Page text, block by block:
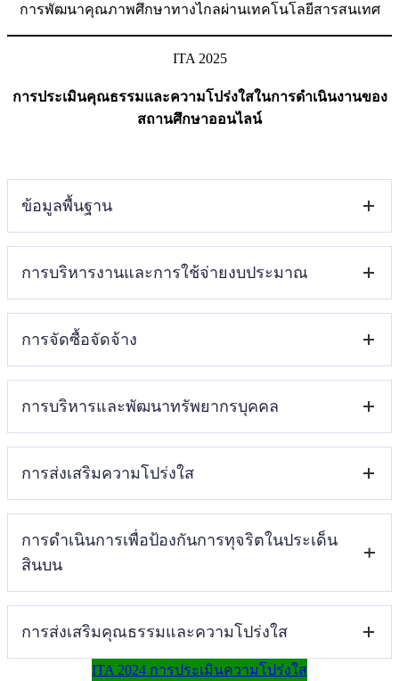
การพัฒนาคุณภาพศึกษาทางไกลผ่านเทคโนโลยีสารสนเทศ
ITA 2025
การประเมินคุณธรรมและความโปร่งใสในการดำเนินงานของ
สถานศึกษาออนไลน์
ข้อมูลพื้นฐาน
โครงสร้างอำนาจหน้าที่
ข้อมูลผู้บริหาร
ข้อมูลการติดต่อ
ข่าวประชาสัมพันธ์
การบริหารงานและการใช้จ่ายงบประมาณ
แผนกลยุทธ์หรือแผนพัฒนาคุณภาพการ
ศึกษาของสถานศึกษา
แผนปฏิบัติการและความก้าวหน้าในการ
ดำเนินงานและการใช้งบประมาณประจำปี
บุคลากรทางการศึกษา
E-Service
การจัดซื้อจัดจ้าง
รายงานการจัดซื้อจัดจ้างหรือการหาพัสดุ
และความก้าวหน้าการจัดซื้อจัดจ้างหรือ
การจัดหาพัสดุประจำปีงบประมาณ 2568
รายงานผลการจัดซื้อจัดจ้างหรือการจัดหา
การบริหารและพัฒนาทรัพยากรบุคคล
แผนการบริหารและพัฒนาทรัพยากรบุคคล
ประมวลจริยธรรมและการขับเคลื่อน
จริยธรรม
การส่งเสริมความโปร่งใส
แนวปฏิบัติการจัดการเรื่องร้องเรียนการ
ทุจริตและประพฤติมิชอบ
และประพฤติมิชอบ
การดำเนินการเพื่อป้องกันการทุจริตในประเด็น
สินบน
ประกาศเจตนารมณ์และ การสร้าง
วัฒนธรรม ตาม นโยบาย No Gift Policy
การส่งเสริมคุณธรรมและความโปร่งใส
ITA 2024 การประเมินความโปร่งใส